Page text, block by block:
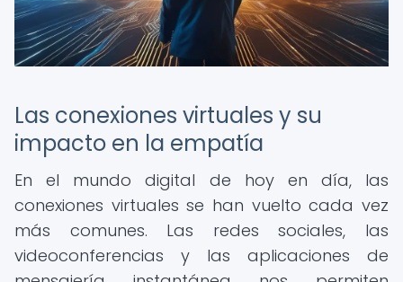
Las conexiones virtuales y su
impacto en la empatía
En el mundo digital de hoy en día, las
conexiones virtuales se han vuelto cada vez
más comunes. Las redes sociales, las
videoconferencias y las aplicaciones de